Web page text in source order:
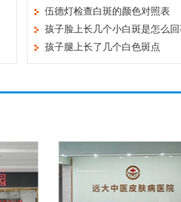
伍德灯检查白斑的颜色对照表
孩子脸上长几个小白斑是怎么
孩子腿上长了几个白色斑点